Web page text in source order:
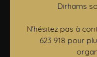
Dirhams
N'hésitez pas à
623 918 pour